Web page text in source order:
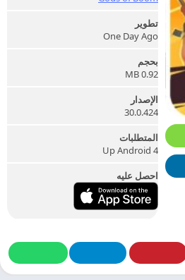
تطوير
One Day Ago
بحجم
0.92 MB
الإصدار
30.0.424
المتطلبات
Up Android 4
احصل عليه